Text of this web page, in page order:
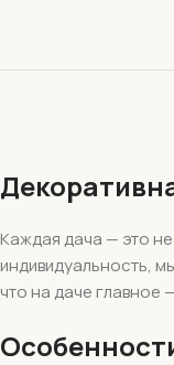
Каждая дача — это
индивидуальность,
что на даче главное